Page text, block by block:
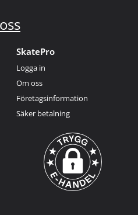
SkatePro
Logga in
Om oss
Företagsinformation
Säker betalning